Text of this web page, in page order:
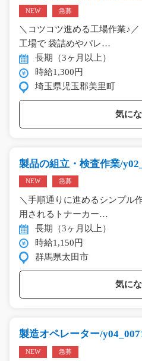
NEW 急募
＼コツコツ進める工場作業♪
工場で 袋詰めやパレ…
長期（3ヶ月以上）
時給1,300円
埼玉県児玉郡美里町
気に
製品の組立・検査作業/
NEW 急募
＼手順通りに進めるシンプル
用されるトナーカー…
長期（3ヶ月以上）
時給1,150円
群馬県太田市
気に
製造オペレーター/
NEW 急募